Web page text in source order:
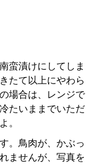
蛮漬けにしてしま
たて以上にやわら
場合は、レンジで
たいままでいただ
。
。鳥肉が、かぶっ
ませんが、写真を